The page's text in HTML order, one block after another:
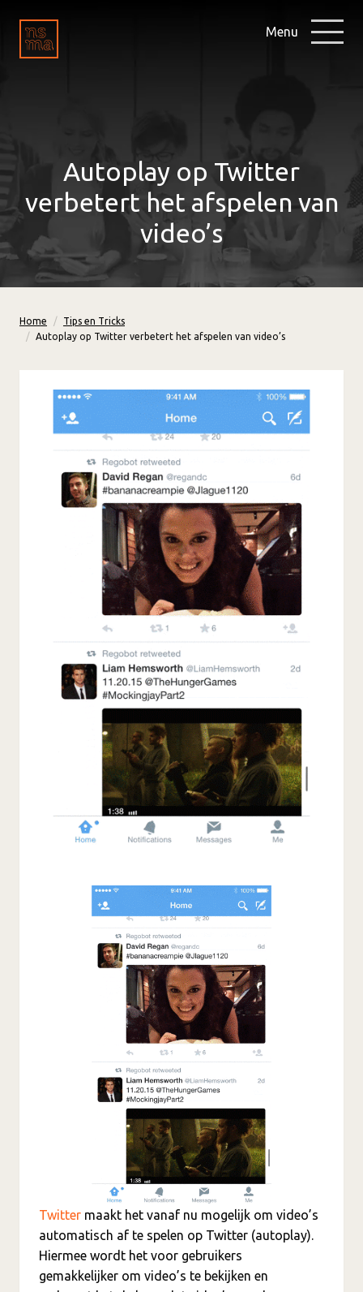
Menu
Autoplay op Twitter
verbetert het afspelen van
video’s
Home
Tips en Tricks
Autoplay op Twitter verbetert het afspelen van video’s
Twitter maakt het vanaf nu mogelijk om video’s
automatisch af te spelen op Twitter (autoplay).
Hiermee wordt het voor gebruikers
gemakkelijker om video’s te bekijken en